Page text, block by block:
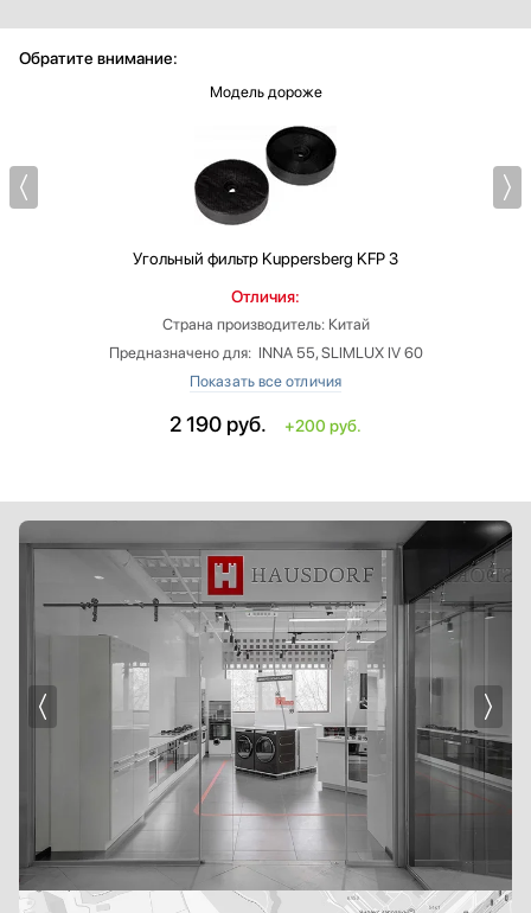
Обратите внимание:
Модель дороже
Угольный фильтр Kuppersberg KFP 3
Отличия:
Страна производитель: Китай
Предназначено для: INNA 55, SLIMLUX IV 60
Артикул: 5993
2 190 руб. +200 руб.